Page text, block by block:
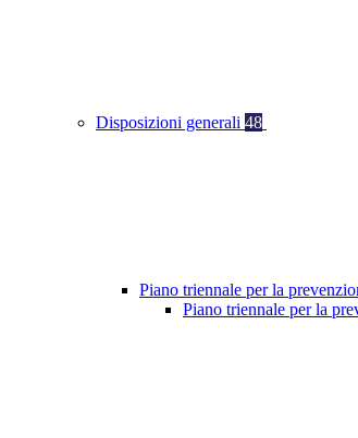
Disposizioni generali 48
Piano triennale per la
Piano triennale per la